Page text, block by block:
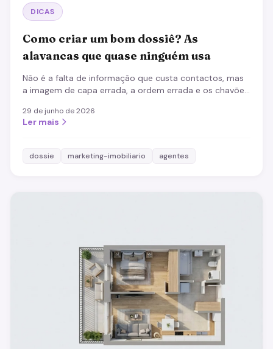
DICAS
Como criar um bom dossiê? As
alavancas que quase ninguém usa
Não é a falta de informação que custa contactos, mas
a imagem de capa errada, a ordem errada e os chavões.
29 de junho de 2026
Ler mais
dossie marketing-imobiliario agentes